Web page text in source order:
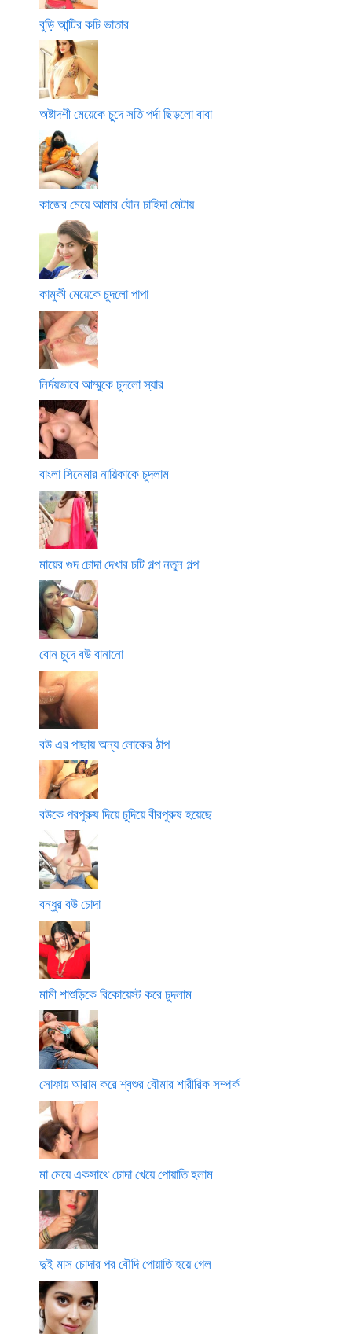
বুড়ি আন্টির কচি ভাতার
অষ্টাদশী মেয়েকে চুদে সতি পর্দা ছিড়লো বাবা
কাজের মেয়ে আমার যৌন চাহিদা মেটায়
কামুকী মেয়েকে চুদলো পাপা
নির্দয়ভাবে আম্মুকে চুদলো স্যার
বাংলা সিনেমার নায়িকাকে চুদলাম
মায়ের গুদ চোদা দেখার চটি গল্প নতুন গল্প
বোন চুদে বউ বানানো
বউ এর পাছায় অন্য লোকের ঠাপ
বউকে পরপুরুষ দিয়ে চুদিয়ে বীরপুরুষ হয়েছে
বন্ধুর বউ চোদা
মামী শাশুড়িকে রিকোয়েস্ট করে চুদলাম
সোফায় আরাম করে শ্বশুর বৌমার শারীরিক সম্পর্ক
মা মেয়ে একসাথে চোদা খেয়ে পোয়াতি হলাম
দুই মাস চোদার পর বৌদি পোয়াতি হয়ে গেল